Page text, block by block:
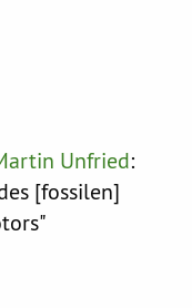
Unfried:
[fossilen]